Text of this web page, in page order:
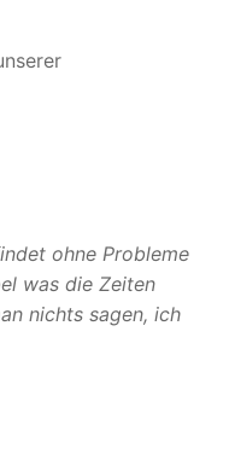
ohne Probleme
was die Zeiten
nichts sagen, ich